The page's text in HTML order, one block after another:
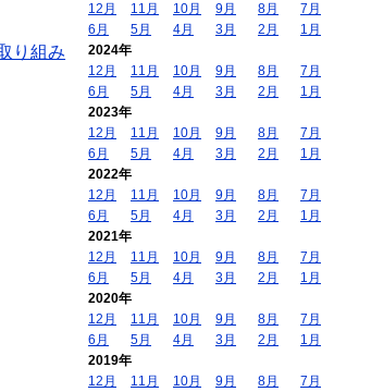
り組み
12月
11月 10月 9月 8月
7月
6月
5月 4月 3月 2月
1月
2024年
12月
11月 10月 9月 8月
7月
6月
5月 4月 3月 2月
1月
2023年
12月
11月 10月 9月 8月
7月
6月
5月 4月 3月 2月
1月
2022年
12月
11月 10月 9月 8月
7月
6月
5月 4月 3月 2月
1月
2021年
12月
11月 10月 9月 8月
7月
6月
5月 4月 3月 2月
1月
2020年
12月
11月 10月 9月 8月
7月
6月
5月 4月 3月 2月
1月
2019年
12月
11月 10月 9月 8月
7月